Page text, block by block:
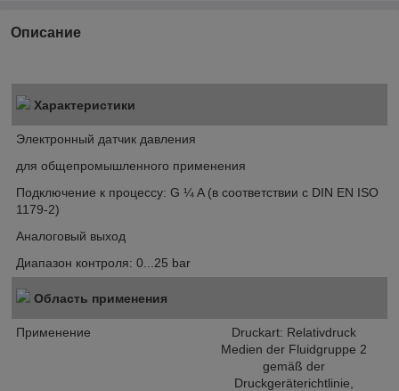
Описание
Характеристики
Электронный датчик давления
для общепромышленного применения
Подключение к процессу: G ¼ A (в соответствии с DIN EN ISO
1179-2)
Аналоговый выход
Диапазон контроля: 0...25 bar
Область применения
Применение
Druckart: Relativdruck
Medien der Fluidgruppe 2
gemäß der
Druckgeräterichtlinie,